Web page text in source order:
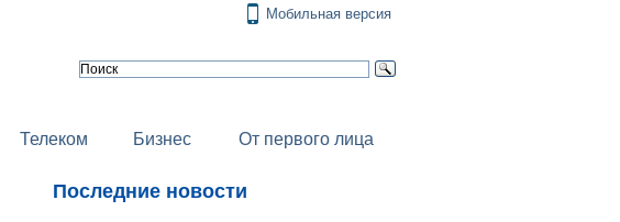
Мобильная версия
Телеком Бизнес От первого лица
Последние новости